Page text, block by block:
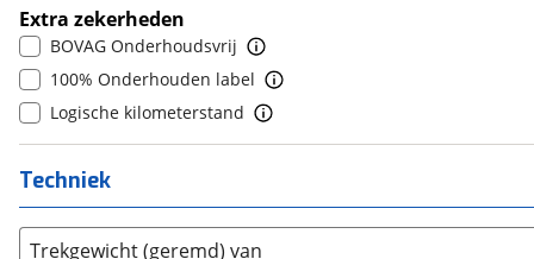
Dongfeng (91)
Donkervoort (1)
DS ( 494)
Estrima (2)
Farizon
Ferrari (15)
Extra zekerheden
BOVAG Onderhoudsvrij
100% Onderhouden label
Logische kilometerstand
Techniek
Trekgewicht (geremd) van